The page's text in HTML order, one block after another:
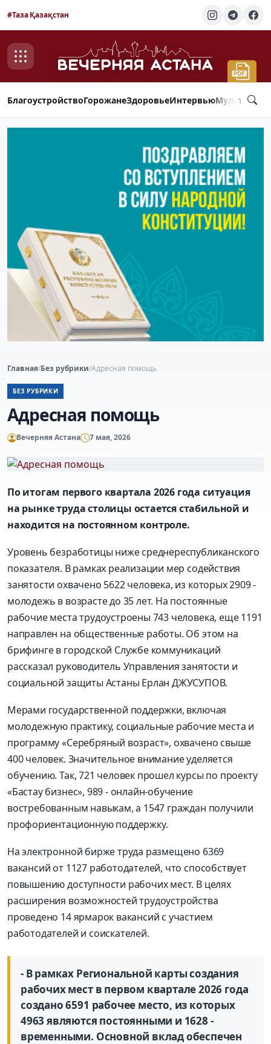
#Таза Қазақстан
БлагоустройствоГорожанеЗдоровьеИнтервью
Главная/Без рубрики/Адресная помощь
БЕЗ РУБРИКИ
Адресная помощь
Вечерняя Астана 7 мая, 2026
По итогам первого квартала 2026 года ситуация
на рынке труда столицы остается стабильной и
находится на постоянном контроле.
Уровень безработицы ниже среднереспубликанского
показателя. В рамках реализации мер содействия
занятости охвачено 5622 человека, из которых 2909 -
молодежь в возрасте до 35 лет. На постоянные
рабочие места трудоустроены 743 человека, еще 1191
направлен на общественные работы. Об этом на
брифинге в городской Службе коммуникаций
рассказал руководитель Управления занятости и
социальной защиты Астаны Ерлан ДЖУСУПОВ.
Мерами государственной поддержки, включая
молодежную практику, социальные рабочие места и
программу «Серебряный возраст», охвачено свыше
400 человек. Значительное внимание уделяется
обучению. Так, 721 человек прошел курсы по проекту
«Бастау бизнес», 989 - онлайн-обучение
востребованным навыкам, а 1547 граждан получили
профориентационную поддержку.
На электронной бирже труда размещено 6369
вакансий от 1127 работодателей, что способствует
повышению доступности рабочих мест. В целях
расширения возможностей трудоустройства
проведено 14 ярмарок вакансий с участием
работодателей и соискателей.
- В рамках Региональной карты создания
рабочих мест в первом квартале 2026 года
создано 6591 рабочее место, из которых
4963 являются постоянными и 1628 -
временными. Основной вклад обеспечен